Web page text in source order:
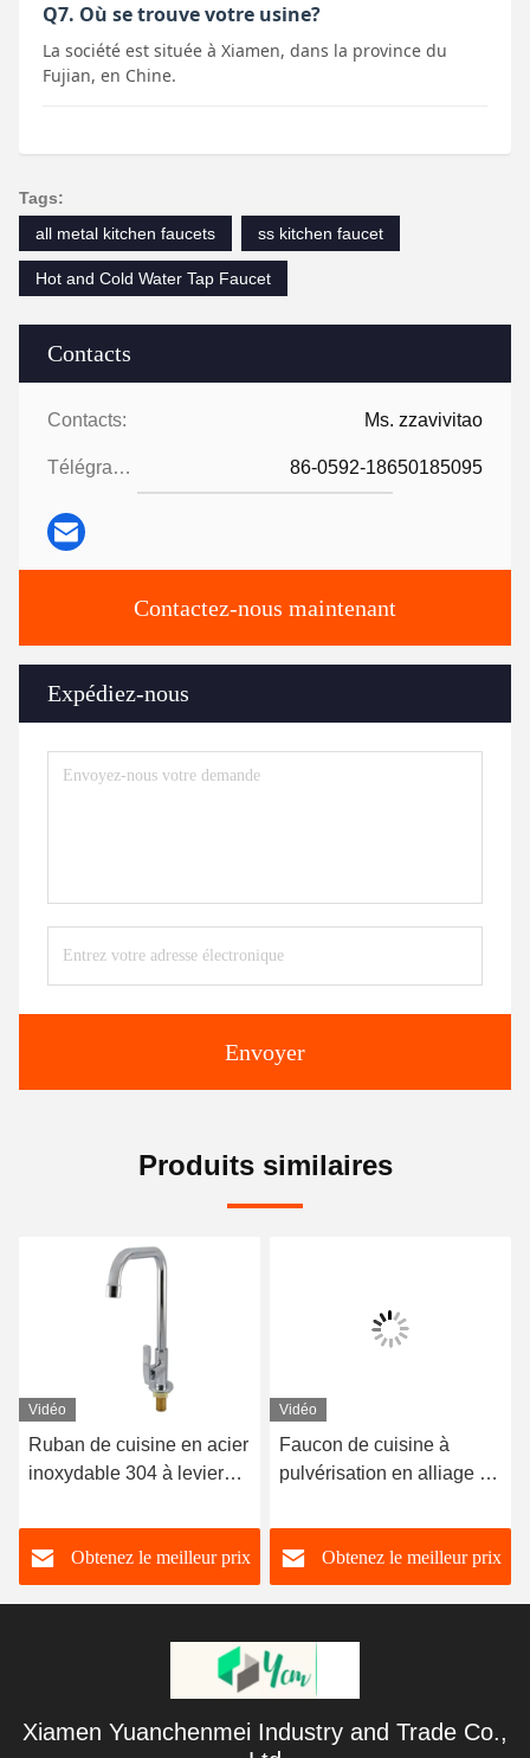
Contacts
Contacts: Ms. zzavivitao
Télégramme: 86-0592-18650185095
Contactez-nous maintenant
Expédiez-nous
Envoyer
Q7. Où se trouve votre usine?
La société est située à Xiamen, dans la province du
Fujian, en Chine.
Tags:
all metal kitchen faucets
ss kitchen faucet
Hot and Cold Water Tap Faucet
Produits similaires
Vidéo
Ruban de cuisine en acier
inoxydable 304 à levier
pour les cuisines
modernesObtenez le meilleur prix
Vidéo
Faucon de cuisine à
pulvérisation en alliage de
chrome pour l'eau chaude
et froideObtenez le meilleur prix
Xiamen Yuanchenmei Industry and Trade Co.,